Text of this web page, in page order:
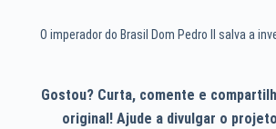
O imperador do Brasil Dom Pedro II salva a
Gostou? Curta, comente e
original! Ajude a divulgar o